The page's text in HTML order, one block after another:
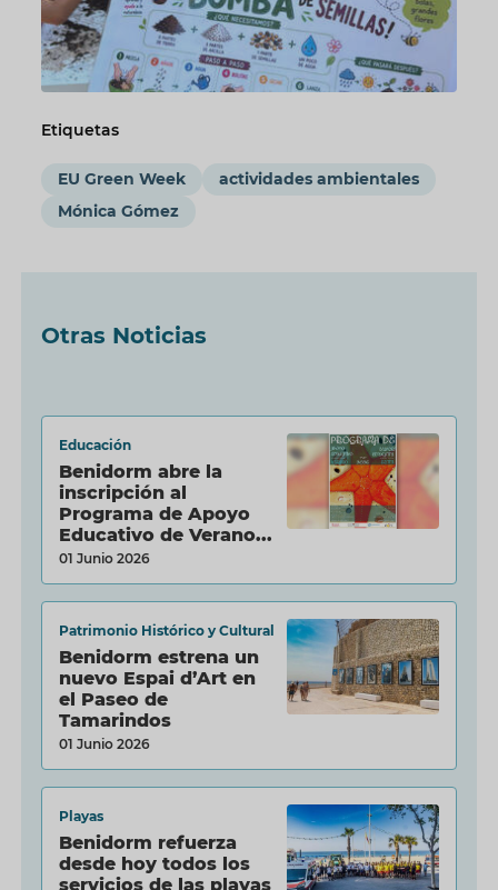
Etiquetas
EU Green Week
actividades ambientales
Mónica Gómez
Otras Noticias
Educación
Benidorm abre la
inscripción al
Programa de Apoyo
Educativo de Verano...
01 Junio 2026
Patrimonio Histórico y Cultural
Benidorm estrena un
nuevo Espai d’Art en
el Paseo de
Tamarindos
01 Junio 2026
Playas
Benidorm refuerza
desde hoy todos los
servicios de las playas